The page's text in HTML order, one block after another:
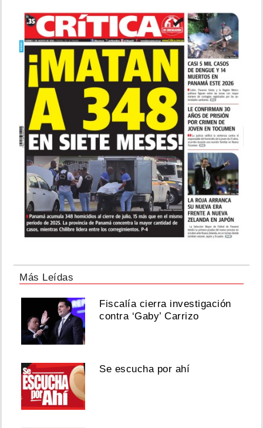
Más Leídas
Fiscalía cierra investigación
contra ‘Gaby’ Carrizo
Se escucha por ahí